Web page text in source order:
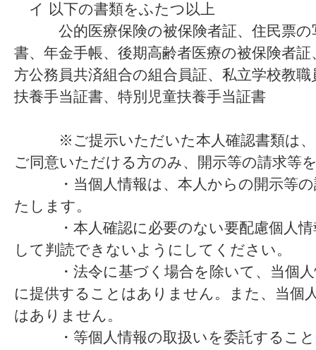
イ 以下の書類をふたつ以上
公的医療保険の被保険者証、住民票の
書、年金手帳、後期高齢者医療の被保険者
方公務員共済組合の組合員証、私立学校教
扶養手当証書、特別児童扶養手当証書
※ご提示いただいた本人確認書類は、
ご同意いただける方のみ、開示等の請求等
・当個人情報は、本人からの開示等の
たします。
・本人確認に必要のない要配慮個人情
して判読できないようにしてください。
・法令に基づく場合を除いて、当個人
に提供することはありません。また、当個
はありません。
・等個人情報の取扱いを委託すること